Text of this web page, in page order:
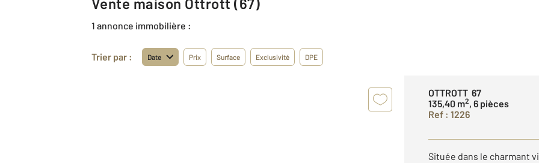
1 annonce immobilière :
Trier par : Date Prix Surface Exclusivité DPE
OTTROTT 67
135,40 m2, 6 pièces
Ref : 1226
Située dans le charmant